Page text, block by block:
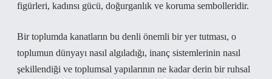
figürleri, kadınsı gücü, doğurganlık ve koruma sembolleridir.
Bir toplumda kanatların bu denli önemli bir yer tutması, o
toplumun dünyayı nasıl algıladığı, inanç sistemlerinin nasıl
şekillendiği ve toplumsal yapılarının ne kadar derin bir ruhsal